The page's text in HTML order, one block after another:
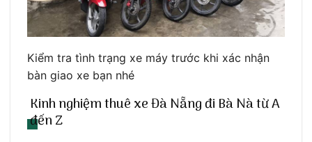
Kiểm tra tình trạng xe máy trước khi xác nhận
bàn giao xe bạn nhé
Kinh nghiệm thuê xe Đà Nẵng đi Bà Nà từ A
đến Z